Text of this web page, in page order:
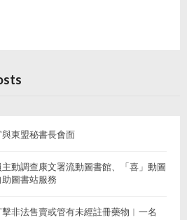
東盟秘書長會面
動調查康文署流動圖書館、「喜」動圖
圖書站服務
非法售賣或管有未經註冊藥物︱一名